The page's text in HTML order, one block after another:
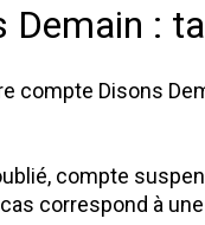
Demain :
compte Disons
compte
correspond à